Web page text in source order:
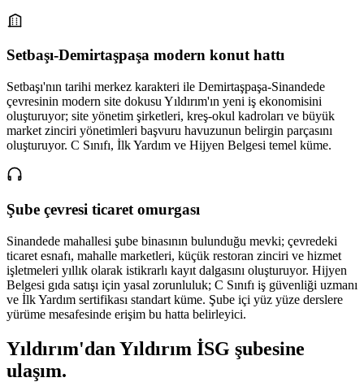
Setbaşı-Demirtaşpaşa modern konut hattı
Setbaşı'nın tarihi merkez karakteri ile Demirtaşpaşa-Sinandede
çevresinin modern site dokusu Yıldırım'ın yeni iş ekonomisini
oluşturuyor; site yönetim şirketleri, kreş-okul kadroları ve büyük
market zinciri yönetimleri başvuru havuzunun belirgin parçasını
oluşturuyor. C Sınıfı, İlk Yardım ve Hijyen Belgesi temel küme.
Şube çevresi ticaret omurgası
Sinandede mahallesi şube binasının bulunduğu mevki; çevredeki
ticaret esnafı, mahalle marketleri, küçük restoran zinciri ve hizmet
işletmeleri yıllık olarak istikrarlı kayıt dalgasını oluşturuyor. Hijyen
Belgesi gıda satışı için yasal zorunluluk; C Sınıfı iş güvenliği uzmanı
ve İlk Yardım sertifikası standart küme. Şube içi yüz yüze derslere
yürüme mesafesinde erişim bu hatta belirleyici.
Yıldırım'dan Yıldırım İSG şubesine
ulaşım.